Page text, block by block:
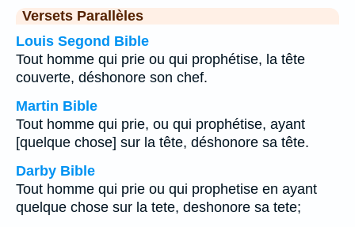
Versets Parallèles
Louis Segond Bible
Tout homme qui prie ou qui prophétise, la tête
couverte, déshonore son chef.
Martin Bible
Tout homme qui prie, ou qui prophétise, ayant
[quelque chose] sur la tête, déshonore sa tête.
Darby Bible
Tout homme qui prie ou qui prophetise en ayant
quelque chose sur la tete, deshonore sa tete;